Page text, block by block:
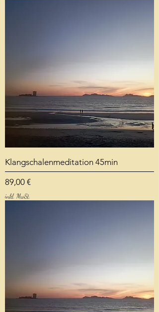
Klangschalenmeditation 45min
Preis
89,00 €
inkl. MwSt.